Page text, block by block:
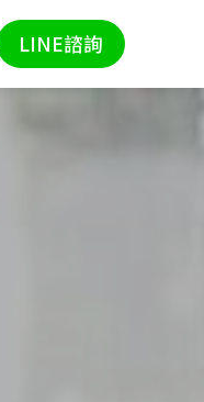
LINE諮詢